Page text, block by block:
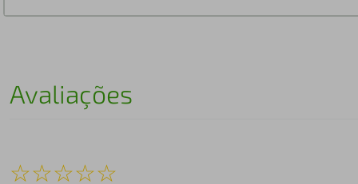
Avaliações
☆☆☆☆☆